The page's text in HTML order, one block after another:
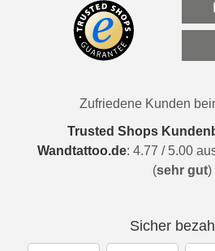
Zufriedene Kunden
Trusted Shops
Wandtattoo.de: 4.77 / 5.00
(sehr gut)
Sicher